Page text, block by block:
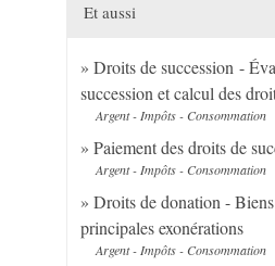
Et aussi
Droits de succession -
succession et calcul des
Argent - Impôts - Consommation
Paiement des droits de
Argent - Impôts - Consommation
Droits de donation -
principales exonérations
Argent - Impôts - Consommation